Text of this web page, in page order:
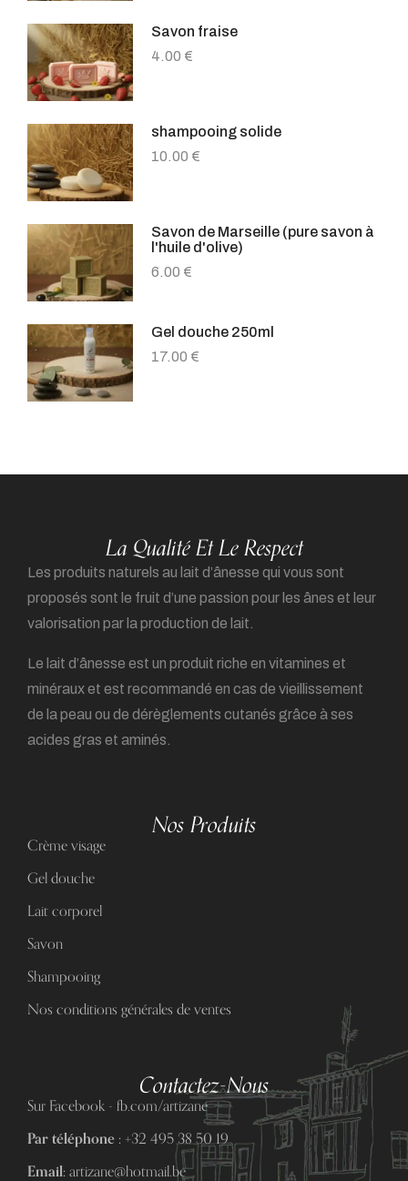
Savon fraise
4.00 €
shampooing solide
10.00 €
Savon de Marseille (pure savon à
l'huile d'olive)
6.00 €
Gel douche 250ml
17.00 €
La Qualité Et Le Respect
Les produits naturels au lait d’ânesse qui vous sont
proposés sont le fruit d’une passion pour les ânes et leur
valorisation par la production de lait.
Le lait d’ânesse est un produit riche en vitamines et
minéraux et est recommandé en cas de vieillissement
de la peau ou de dérèglements cutanés grâce à ses
acides gras et aminés.
Nos Produits
Crème visage
Gel douche
Lait corporel
Savon
Shampooing
Nos conditions générales de ventes
Contactez-Nous
Sur Facebook - fb.com/artizane
Par téléphone :+32 495 38 50 19
Email:artizane@hotmail.be